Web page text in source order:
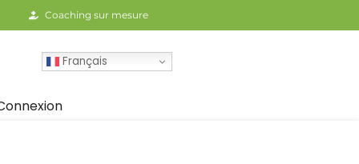
Coaching sur mesure
Français